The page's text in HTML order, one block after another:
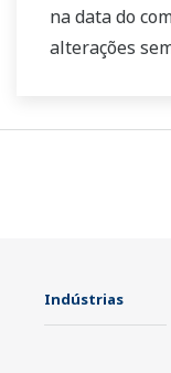
na data do
alterações
Indústrias